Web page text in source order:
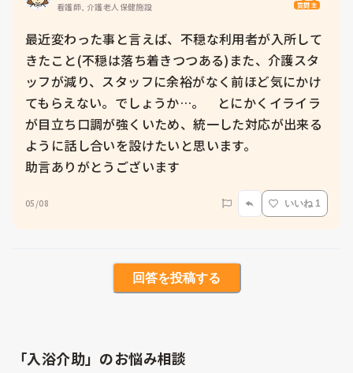
看護師, 介護老人保健施設 質問主
最近変わった事と言えば、不穏な利用者が入所して
きたこと(不穏は落ち着きつつある)また、介護スタ
ッフが減り、スタッフに余裕がなく前ほど気にかけ
てもらえない。でしょうか…。　とにかくイライラ
が目立ち口調が強くいため、統一した対応が出来る
ように話し合いを設けたいと思います。
助言ありがとうございます
05/08 いいね 1
回答を投稿する
「入浴介助」のお悩み相談